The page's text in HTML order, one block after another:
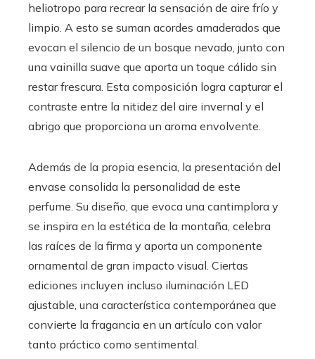
heliotropo para recrear la sensación de aire frío y
limpio. A esto se suman acordes amaderados que
evocan el silencio de un bosque nevado, junto con
una vainilla suave que aporta un toque cálido sin
restar frescura. Esta composición logra capturar el
contraste entre la nitidez del aire invernal y el
abrigo que proporciona un aroma envolvente.
Además de la propia esencia, la presentación del
envase consolida la personalidad de este
perfume. Su diseño, que evoca una cantimplora y
se inspira en la estética de la montaña, celebra
las raíces de la firma y aporta un componente
ornamental de gran impacto visual. Ciertas
ediciones incluyen incluso iluminación LED
ajustable, una característica contemporánea que
convierte la fragancia en un artículo con valor
tanto práctico como sentimental.